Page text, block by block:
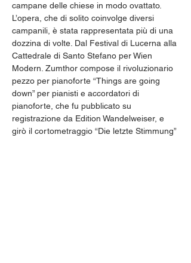
campane delle chiese in modo ovattato.
L’opera, che di solito coinvolge diversi
campanili, è stata rappresentata più di una
dozzina di volte. Dal Festival di Lucerna alla
Cattedrale di Santo Stefano per Wien
Modern. Zumthor compose il rivoluzionario
pezzo per pianoforte “Things are going
down” per pianisti e accordatori di
pianoforte, che fu pubblicato su
registrazione da Edition Wandelweiser, e
girò il cortometraggio “Die letzte Stimmung”